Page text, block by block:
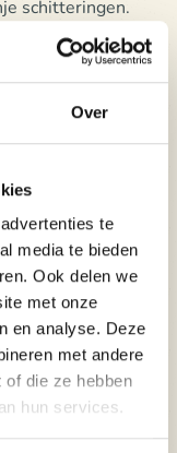
Over
te
media te bieden
Ook delen we
met onze
en analyse. Deze
met andere
die ze hebben
hun services.
schitteringen.
en de
decor voor een